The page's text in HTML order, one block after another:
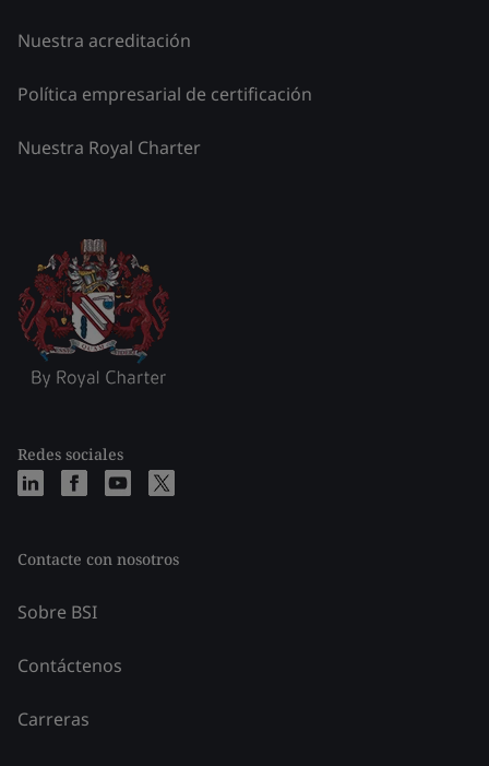
Nuestra acreditación
Política empresarial de certificación
Nuestra Royal Charter
Redes sociales
Contacte con nosotros
Sobre BSI
Contáctenos
Carreras